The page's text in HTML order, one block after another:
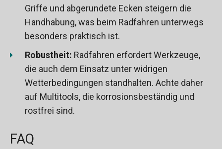
Griffe und abgerundete Ecken steigern die
Handhabung, was beim Radfahren unterwegs
besonders praktisch ist.
Robustheit: Radfahren erfordert Werkzeuge,
die auch dem Einsatz unter widrigen
Wetterbedingungen standhalten. Achte daher
auf Multitools, die korrosionsbeständig und
rostfrei sind.
FAQ